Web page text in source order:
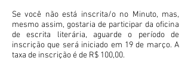
Se você não está inscrita/o no Minuto, mas,
mesmo assim, gostaria de participar da oficina
de escrita literária, aguarde o período de
inscrição que será iniciado em 19 de março. A
taxa de inscrição é de R$ 100,00.